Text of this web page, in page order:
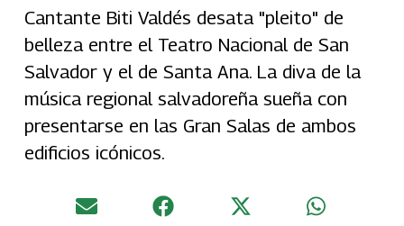
Cantante Biti Valdés desata "pleito" de
belleza entre el Teatro Nacional de San
Salvador y el de Santa Ana. La diva de la
música regional salvadoreña sueña con
presentarse en las Gran Salas de ambos
edificios icónicos.